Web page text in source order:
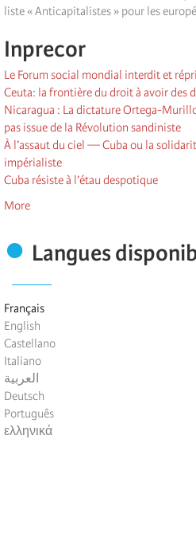
liste « Anticapitalistes » pour les
Inprecor
Le Forum social mondial interdit et
Ceuta: la frontière du droit à avoir des
Nicaragua : La dictature Ortega-
pas issue de la Révolution sandiniste
À l’assaut du ciel — Cuba ou la
impérialiste
Cuba résiste à l’étau despotique
More
Langues
Français
English
Castellano
Italiano
العربية
Deutsch
Português
ελληνικά